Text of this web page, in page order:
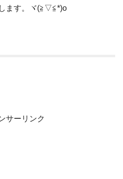
ます。ヾ(≧▽≦*)o
サーリンク